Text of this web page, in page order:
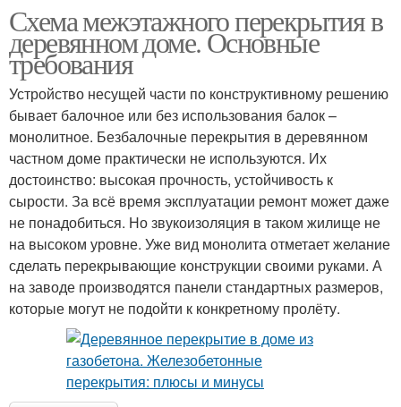
Схема межэтажного перекрытия в
деревянном доме. Основные
требования
Устройство несущей части по конструктивному решению
бывает балочное или без использования балок –
монолитное. Безбалочные перекрытия в деревянном
частном доме практически не используются. Их
достоинство: высокая прочность, устойчивость к
сырости. За всё время эксплуатации ремонт может даже
не понадобиться. Но звукоизоляция в таком жилище не
на высоком уровне. Уже вид монолита отметает желание
сделать перекрывающие конструкции своими руками. А
на заводе производятся панели стандартных размеров,
которые могут не подойти к конкретному пролёту.